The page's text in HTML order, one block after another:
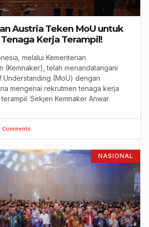
Austria Teken MoU untuk
Kerja Terampil!
melalui Kementerian
(Kemnaker), telah menandatangani
Understanding (MoU) dengan
mengenai rekrutmen tenaga kerja
Sekjen Kemnaker Anwar
Comments
NASIONAL